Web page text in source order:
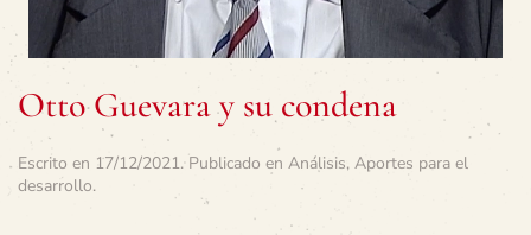
Otto Guevara y su condena
Escrito en 17/12/2021. Publicado en Análisis, Aportes para el
desarrollo.